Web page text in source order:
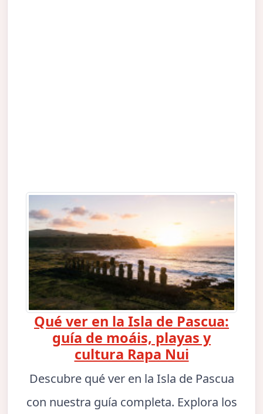
Qué ver en la Isla de Pascua:
guía de moáis, playas y
cultura Rapa Nui
Descubre qué ver en la Isla de Pascua
con nuestra guía completa. Explora los